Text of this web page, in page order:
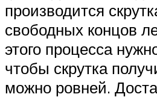
производится
свободных концов
этого процесса
чтобы скрутка
можно ровней.